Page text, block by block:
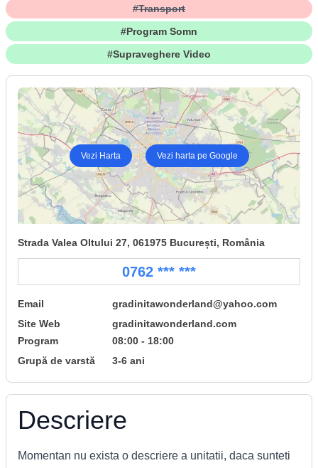
#Transport
#Program Somn
#Supraveghere Video
Vezi Harta Vezi harta pe Google
Strada Valea Oltului 27, 061975 București, România
0762 *** ***
Email
gradinitawonderland@yahoo.com
Site Web
gradinitawonderland.com
Program
08:00 - 18:00
Grupă de varstă
3-6 ani
Descriere
Momentan nu exista o descriere a unitatii, daca sunteti